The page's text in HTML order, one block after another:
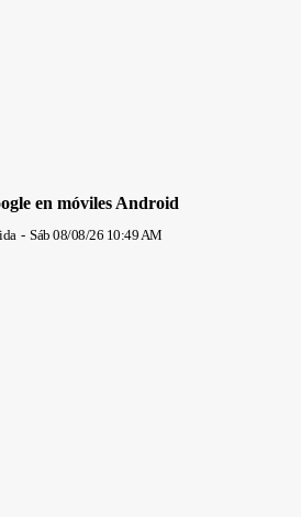
en móviles Android
- Sáb 08/08/26 10:49 AM